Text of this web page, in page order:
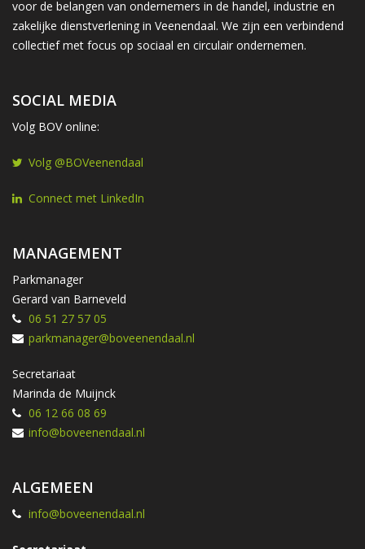
voor de belangen van ondernemers in de handel, industrie en
zakelijke dienstverlening in Veenendaal. We zijn een verbindend
collectief met focus op sociaal en circulair ondernemen.
SOCIAL MEDIA
Volg BOV online:
Volg @BOVeenendaal
Connect met LinkedIn
MANAGEMENT
Parkmanager
Gerard van Barneveld
06 51 27 57 05
parkmanager@boveenendaal.nl
Secretariaat
Marinda de Muijnck
06 12 66 08 69
info@boveenendaal.nl
ALGEMEEN
info@boveenendaal.nl